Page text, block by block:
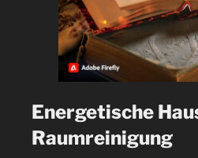
Energetische
Raumreinigung